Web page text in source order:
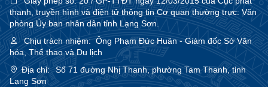
thanh, truyền hình và điện tử thông tin Cơ quan thường trực: Văn
phòng Ủy ban nhân dân tỉnh Lạng Sơn.
Chịu trách nhiệm:Ông Phạm Đức Huân - Giám đốc Sở Văn
hóa, Thể thao và Du lịch
Địa chỉ:
Số 71 đường Nhị Thanh, phường Tam Thanh, tỉnh
Lạng Sơn